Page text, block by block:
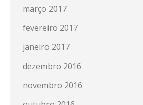
março 2017
fevereiro 2017
janeiro 2017
dezembro 2016
novembro 2016